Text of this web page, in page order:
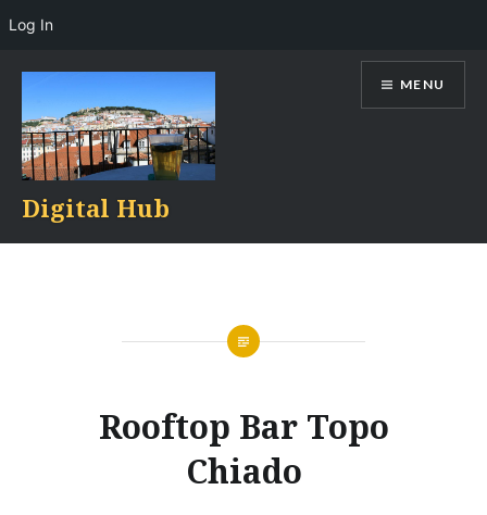
content
Digital Hub
MENU
Rooftop Bar Topo
Chiado
Log In